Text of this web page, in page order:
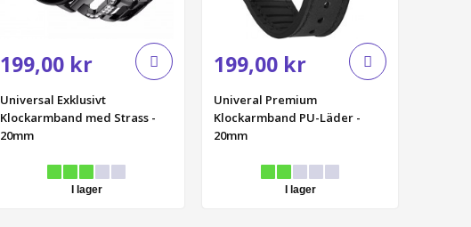
199,00 kr
Universal Exklusivt
Klockarmband med Strass -
20mm
I lager
199,00 kr
Univeral Premium
Klockarmband PU-Läder -
20mm
I lager